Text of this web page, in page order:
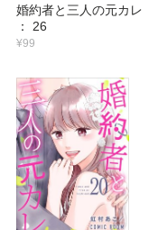
婚約者と三人の元カレ
： 26
¥99